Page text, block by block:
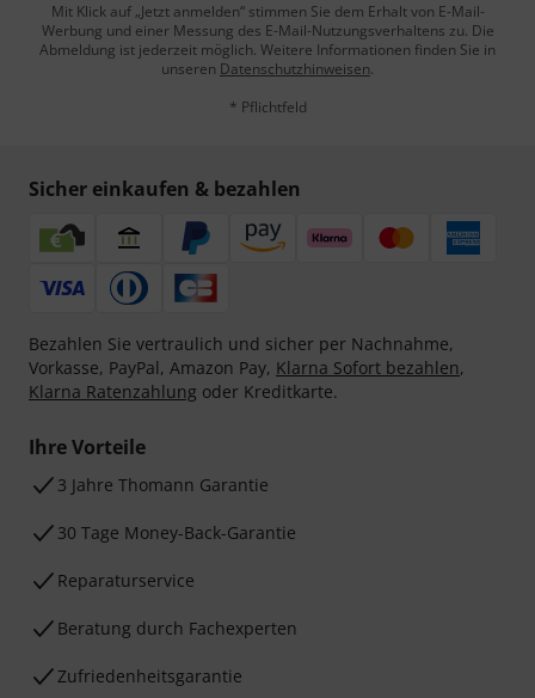
Mit Klick auf „Jetzt anmelden“ stimmen Sie dem Erhalt von E-Mail-
Werbung und einer Messung des E-Mail-Nutzungsverhaltens zu. Die
Abmeldung ist jederzeit möglich. Weitere Informationen finden Sie in
unseren Datenschutzhinweisen.
* Pflichtfeld
Sicher einkaufen & bezahlen
Bezahlen Sie vertraulich und sicher per Nachnahme,
Vorkasse, PayPal, Amazon Pay, Klarna Sofort bezahlen,
Klarna Ratenzahlung oder Kreditkarte.
Ihre Vorteile
3 Jahre Thomann Garantie
30 Tage Money-Back-Garantie
Reparaturservice
Beratung durch Fachexperten
Zufriedenheitsgarantie